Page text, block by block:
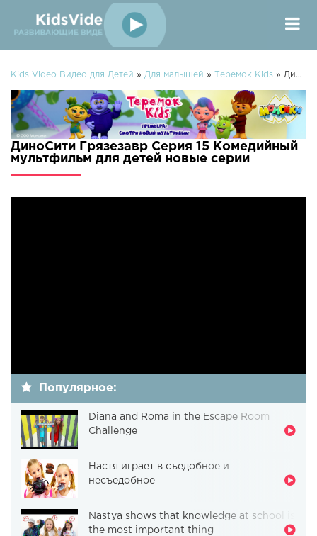
Kids Video Видео для Детей » Для малышей » Теремок Kids » ДиноСити Грязезавр Серия 15 Комедийный мультфильм для детей
ДиноСити Грязезавр Серия 15 Комедийный
мультфильм для детей новые серии
Популярное:
Diana and Roma in the Escape Room
Challenge
Настя играет в съедобное и
несъедобное
Nastya shows that knowledge at school is
the most important thing